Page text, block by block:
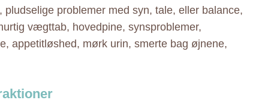
problemer med syn, tale, eller balance,
vægttab, hovedpine, synsproblemer,
appetitløshed, mørk urin, smerte bag øjnene,